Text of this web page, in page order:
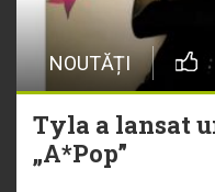
NOUTĂȚI
Tyla a lansat
„A*Pop”